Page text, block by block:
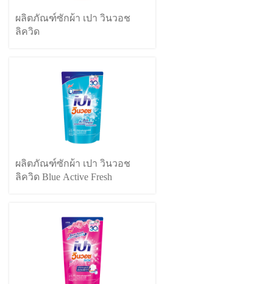
ผลิตภัณฑ์ซักผ้า เปา วินวอช
ลิควิด
ผลิตภัณฑ์ซักผ้า เปา วินวอช
ลิควิด Blue Active Fresh